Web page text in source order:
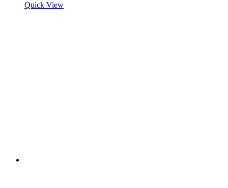
Quick View